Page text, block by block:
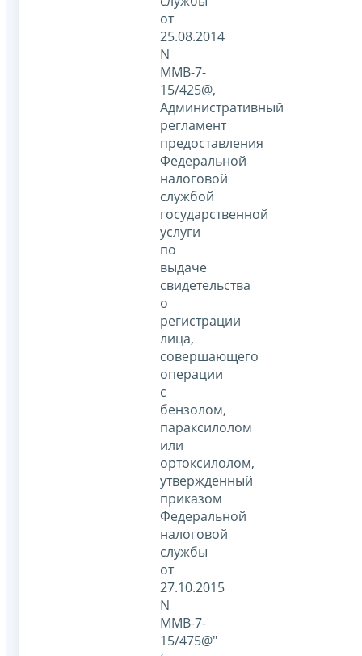
от
25.08.2014
N
ММВ-7-
15/425@,
Административный
регламент
предоставления
Федеральной
налоговой
службой
государственной
услуги
по
выдаче
свидетельства
о
регистрации
лица,
совершающего
операции
с
бензолом,
параксилолом
или
ортоксилолом,
утвержденный
приказом
Федеральной
налоговой
службы
от
27.10.2015
N
ММВ-7-
15/475@"